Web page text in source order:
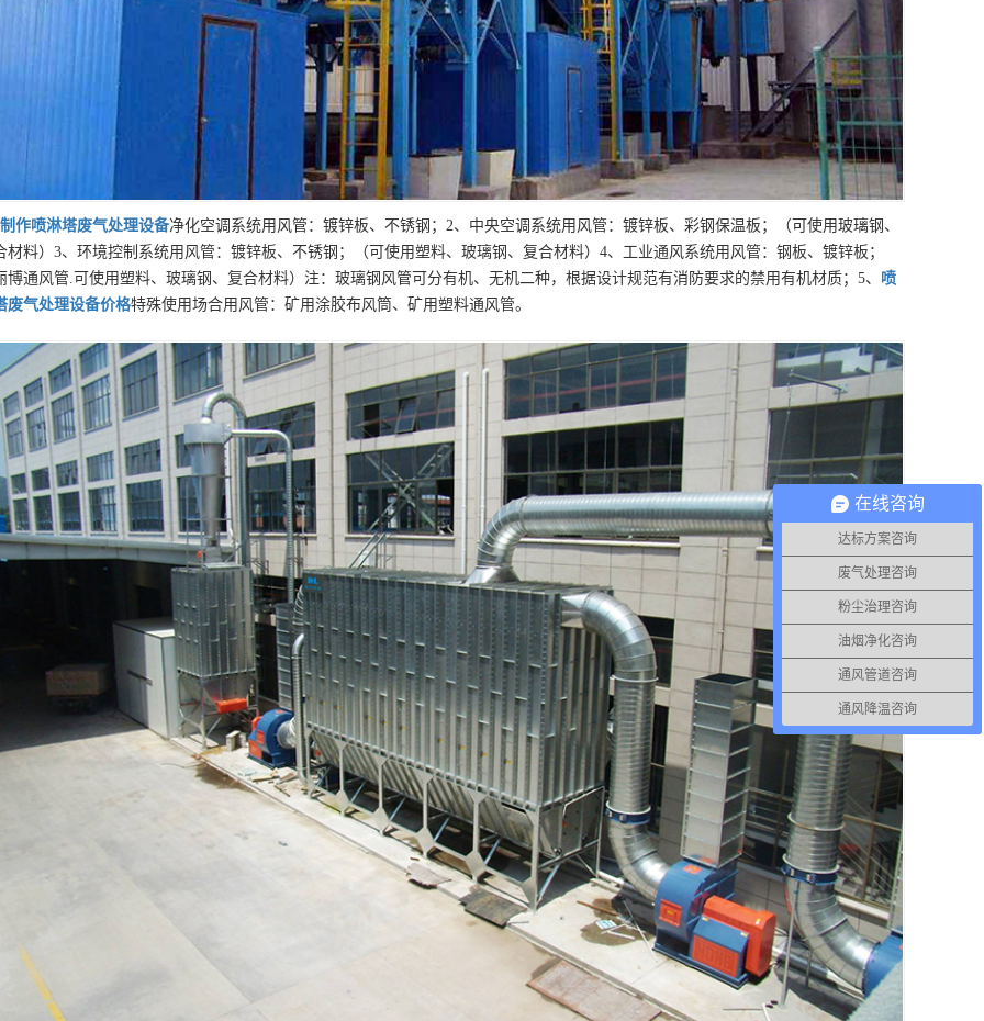
制作喷淋塔废气处理设备净化空调系统用风管：镀锌板、不锈钢；2、中央空调系统用风管：镀锌板、彩钢保温板；（可使用玻璃钢、
材料）3、环境控制系统用风管：镀锌板、不锈钢；（可使用塑料、玻璃钢、复合材料）4、工业通风系统用风管：钢板、镀锌板；
博通风管.可使用塑料、玻璃钢、复合材料）注：玻璃钢风管可分有机、无机二种，根据设计规范有消防要求的禁用有机材质；5、
喷
废气处理设备价格特殊使用场合用风管：矿用涂胶布风筒、矿用塑料通风管。
在线咨询
达标方案咨询
废气处理咨询
粉尘治理咨询
油烟净化咨询
通风管道咨询
通风降温咨询